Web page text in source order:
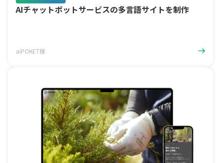
AIチャットボットサービスの多言語サイトを制作
aiPOKET様